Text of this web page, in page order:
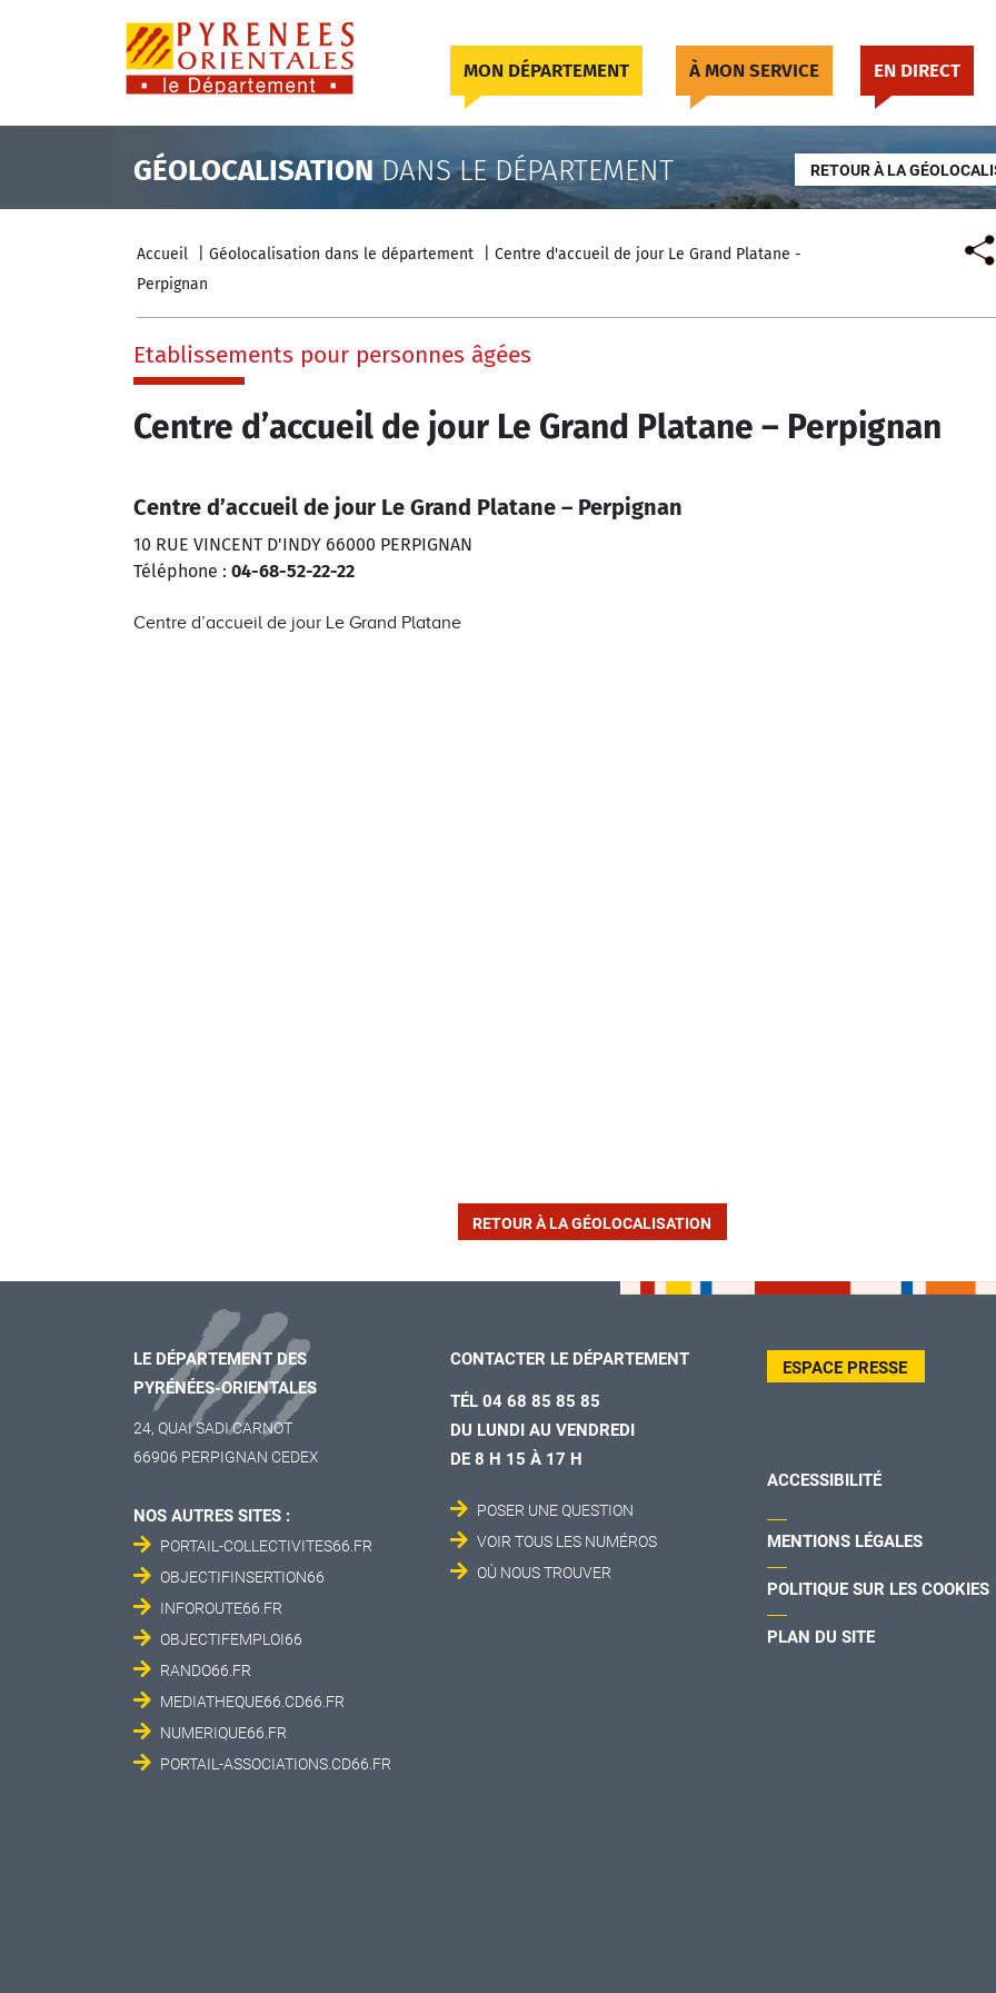
MON DÉPARTEMENT À MON SERVICE EN DIRECT
GÉOLOCALISATION DANS LE DÉPARTEMENT RETOUR À LA
Accueil Géolocalisation dans le département
Centre d'accueil de jour Le Grand Platane -
Perpignan
Etablissements pour personnes âgées
Centre d’accueil de jour Le Grand Platane – Perpignan
Centre d’accueil de jour Le Grand Platane – Perpignan
10 RUE VINCENT D'INDY 66000 PERPIGNAN
Téléphone : 04-68-52-22-22
Centre d’accueil de jour Le Grand Platane
RETOUR À LA GÉOLOCALISATION
LE DÉPARTEMENT DES
PYRÉNÉES-ORIENTALES
24, QUAI SADI CARNOT
66906 PERPIGNAN CEDEX
NOS AUTRES SITES :
PORTAIL-COLLECTIVITES66.FR
OBJECTIFINSERTION66
INFOROUTE66.FR
OBJECTIFEMPLOI66
RANDO66.FR
MEDIATHEQUE66.CD66.FR
NUMERIQUE66.FR
PORTAIL-ASSOCIATIONS.CD66.FR
CONTACTER LE DÉPARTEMENT
TÉL 04 68 85 85 85
DU LUNDI AU VENDREDI
DE 8 H 15 À 17 H
POSER UNE QUESTION
VOIR TOUS LES NUMÉROS
OÙ NOUS TROUVER
ESPACE PRESSE
ACCESSIBILITÉ
MENTIONS LÉGALES
POLITIQUE SUR LES COOKIES
PLAN DU SITE